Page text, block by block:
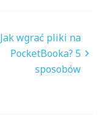
Jak wgrać pliki na
PocketBooka? 5
sposobów